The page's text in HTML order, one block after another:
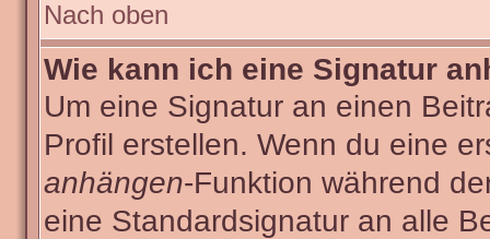
Nach oben
Wie kann ich eine Signatur
Um eine Signatur an einen
Profil erstellen. Wenn du eine
anhängen-Funktion während
eine Standardsignatur an alle